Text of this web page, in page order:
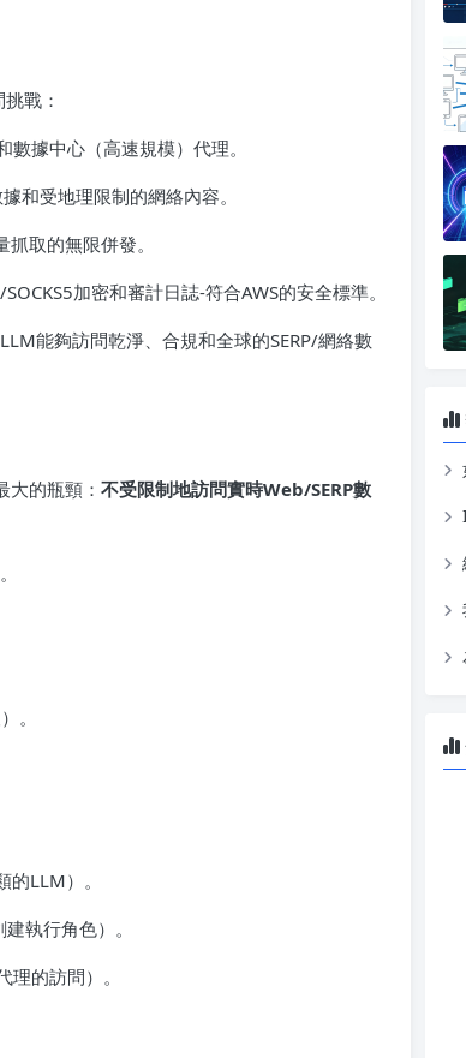
戰：
據中心（高速規模）代理。
和受地理限制的網絡內容。
取的無限併發。
加密和審計日誌-符合AWS的安全標準。
能夠訪問乾淨、合規和全球的SERP/網絡數
大的瓶頸： 不受限制地訪問實時Web/SERP數
。
LLM）。
執行角色）。
的訪問）。